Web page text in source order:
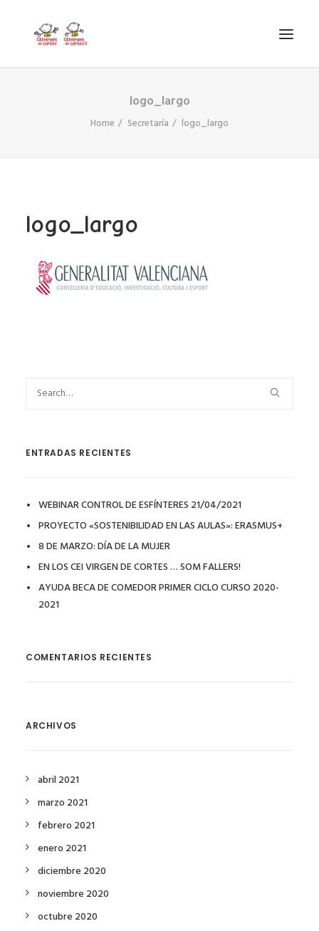
VIRGEN DE CORTES
ACTUALIDAD Y REDES SOCIALES
LODP
logo_largo
Home Secretaría logo_largo
logo_largo
ENTRADAS RECIENTES
WEBINAR CONTROL DE ESFÍNTERES 21/04/2021
PROYECTO «SOSTENIBILIDAD EN LAS AULAS»: ERASMUS+
8 DE MARZO: DÍA DE LA MUJER
EN LOS CEI VIRGEN DE CORTES … SOM FALLERS!
AYUDA BECA DE COMEDOR PRIMER CICLO CURSO 2020-
2021
COMENTARIOS RECIENTES
ARCHIVOS
abril 2021
marzo 2021
febrero 2021
enero 2021
diciembre 2020
noviembre 2020
octubre 2020